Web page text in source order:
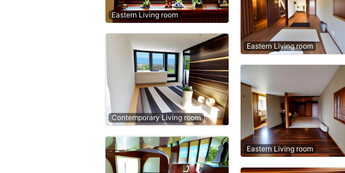
Eastern Living room
Contemporary Living room
Eastern Living room
Eastern Living room